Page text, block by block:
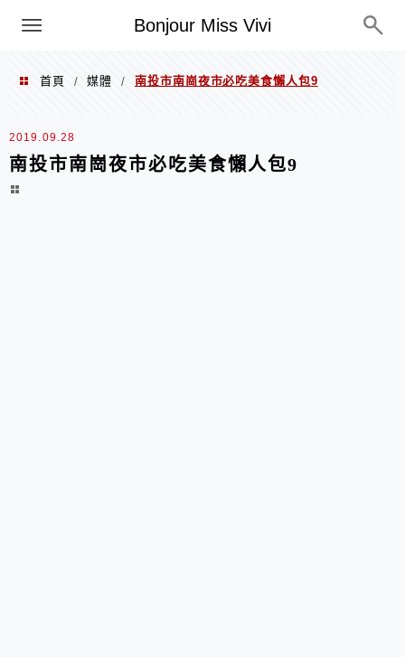
Bonjour Miss Vivi
選單
首頁 / 媒體 / 南投市南崗夜市必吃美食懶人包9
2019.09.28
南投市南崗夜市必吃美食懶人包9